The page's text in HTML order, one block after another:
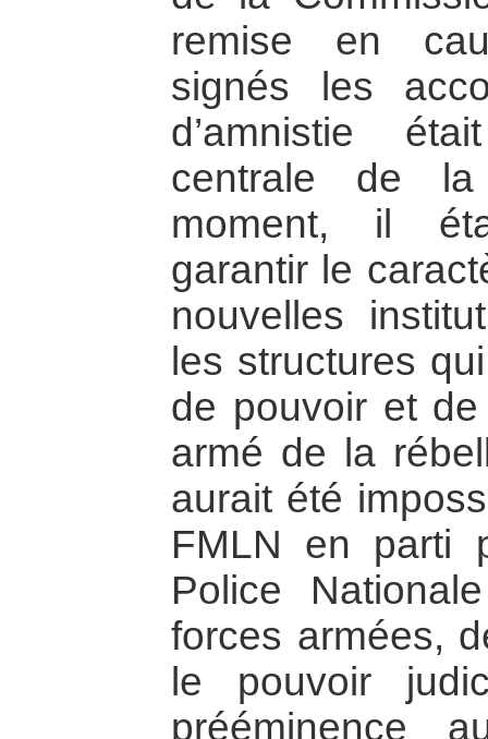
remise en
signés les
d’amnistie
centrale de
moment, il
garantir le
nouvelles
les structures
de pouvoir et de
armé de la
aurait été
FMLN en parti
Police
forces armées,
le pouvoir
prééminence